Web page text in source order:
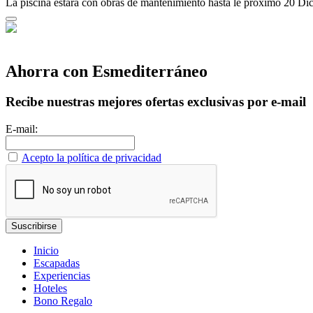
Ahorra con Esmediterráneo
Recibe nuestras mejores ofertas exclusivas por e-mail
E-mail:
Acepto la política de privacidad
Inicio
Escapadas
Experiencias
Hoteles
Bono Regalo